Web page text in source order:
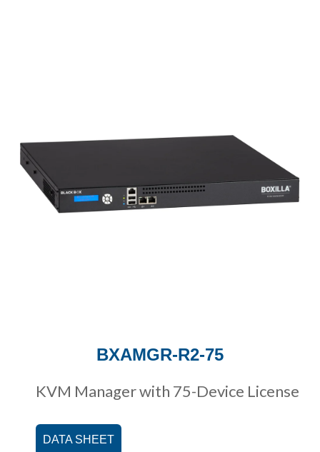
BXAMGR-R2-75
KVM Manager with 75-Device License
DATA SHEET